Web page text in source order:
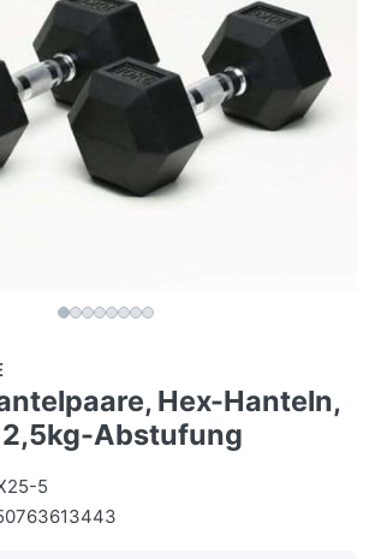
Hex-Hanteln,
Abstufung
5